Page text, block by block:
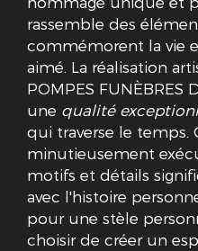
rassemble des
commémorent la vie
aimé. La réalisation
POMPES FUNÈBRES
une qualité
qui traverse le temps.
minutieusement
motifs et détails
avec l'histoire
pour une stèle
choisir de créer un